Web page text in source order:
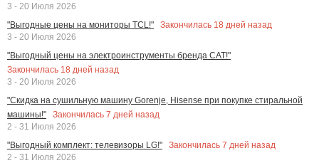
3 - 20 Июля 2026
"Выгодные цены на мониторы TCL!"
Закончилась 18 дней назад
3 - 20 Июля 2026
"Выгодный цены на электроинструменты бренда CAT!"
Закончилась 18 дней назад
3 - 20 Июля 2026
"Скидка на сушильную машину Gorenje, Hisense при покупке стиральной
машины!"
Закончилась 7 дней назад
2 - 31 Июля 2026
"Выгодный комплект: телевизоры LG!"
Закончилась 7 дней назад
2 - 31 Июля 2026